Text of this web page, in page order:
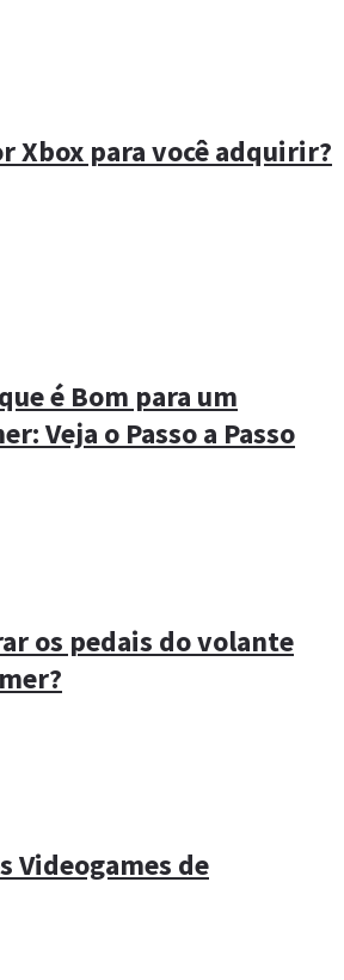
Xbox para você adquirir?
é Bom para um
Veja o Passo a Passo
os pedais do volante
Videogames de